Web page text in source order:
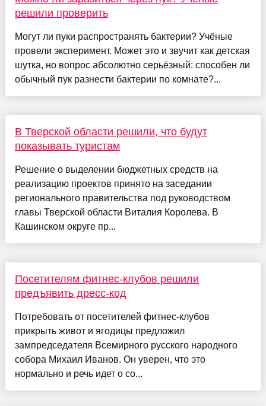
решили проверить
Могут ли пуки распространять бактерии? Учёные
провели эксперимент. Может это и звучит как детская
шутка, но вопрос абсолютно серьёзный: способен ли
обычный пук разнести бактерии по комнате?...
В Тверской области решили, что будут
показывать туристам
Решение о выделении бюджетных средств на
реализацию проектов принято на заседании
регионального правительства под руководством
главы Тверской области Виталия Королева. В
Кашинском округе пр...
Посетителям фитнес-клубов решили
предъявить дресс-код
Потребовать от посетителей фитнес-клубов
прикрыть живот и ягодицы предложил
зампредседателя Всемирного русского народного
собора Михаил Иванов. Он уверен, что это
нормально и речь идет о со...